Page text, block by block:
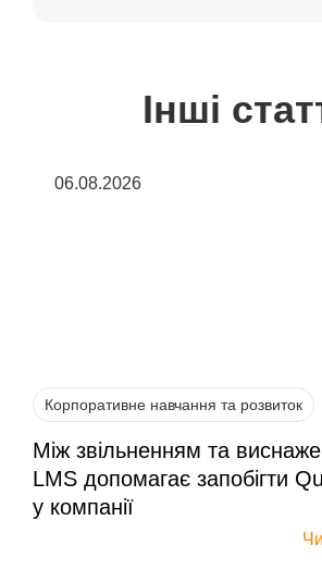
Інші
06.08.2026
Корпоративне навчання та розвиток
Між звільненням та
LMS допомагає запобігти
у компанії